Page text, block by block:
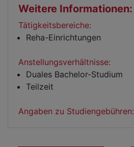
Weitere Informationen:
Tätigkeitsbereiche:
Reha-Einrichtungen
Anstellungsverhältnisse:
Duales Bachelor-Studium
Teilzeit
Angaben zu Studiengebühren: